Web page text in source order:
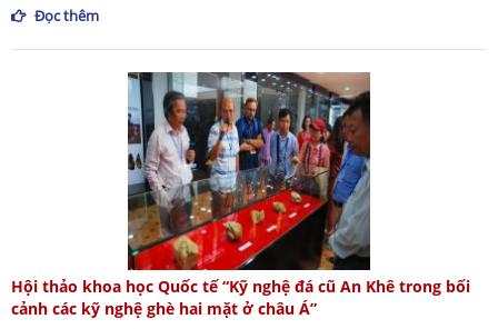
Đọc thêm
Hội thảo khoa học Quốc tế “Kỹ nghệ đá cũ An Khê trong bối
cảnh các kỹ nghệ ghè hai mặt ở châu Á”